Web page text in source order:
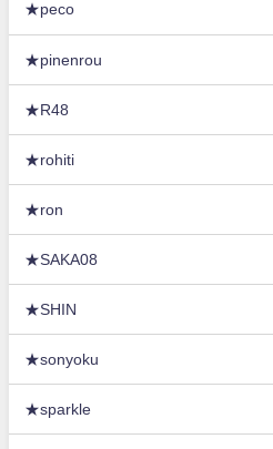
★peco
★pinenrou
★R48
★rohiti
★ron
★SAKA08
★SHIN
★sonyoku
★sparkle